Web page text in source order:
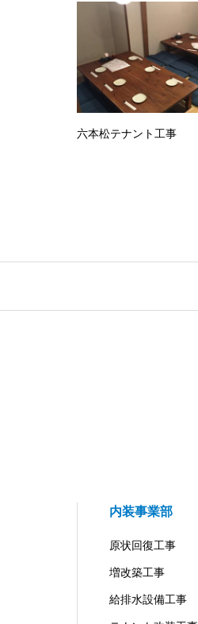
六本松テナント工事
内装事業部
原状回復工事
増改築工事
給排水設備工事